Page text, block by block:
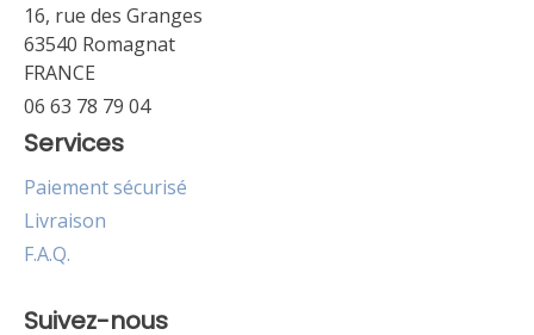
16, rue des Granges
63540 Romagnat
FRANCE
06 63 78 79 04
Services
Paiement sécurisé
Livraison
F.A.Q.
Suivez-nous